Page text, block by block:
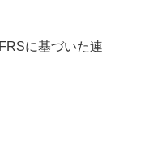
に基づいた連